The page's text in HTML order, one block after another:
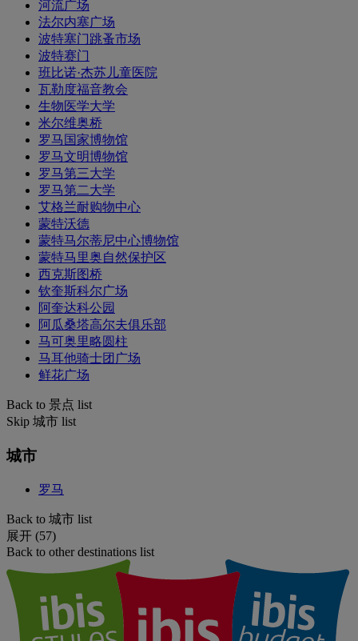
河流广场
法尔内塞广场
波特塞门跳蚤市场
波特赛门
班比诺·杰苏儿童医院
瓦勒度福音教会
生物医学大学
米尔维奥桥
罗马国家博物馆
罗马文明博物馆
罗马第三大学
罗马第二大学
艾格兰耐购物中心
蒙特沃德
蒙特马尔蒂尼中心博物馆
蒙特马里奥自然保护区
西克斯图桥
钦奎斯科尔广场
阿奎达科公园
阿瓜桑塔高尔夫俱乐部
马可奥里略圆柱
马耳他骑士团广场
鲜花广场
Back to 景点 list
Skip 城市 list
城市
罗马
Back to 城市 list
展开 (57)
Back to other destinations list